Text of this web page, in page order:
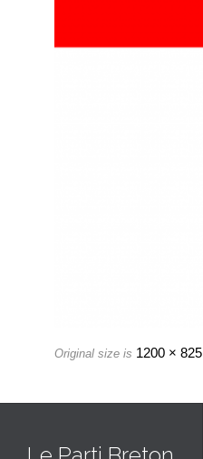
Original size is 1200 × 825